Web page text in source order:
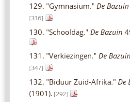
129. "Gymnasium." De Bazuin
[316]
130. "Schooldag." De Bazuin
131. "Verkiezingen." De Bazuin
[347]
132. "Biduur Zuid-Afrika." De
(1901). [292]